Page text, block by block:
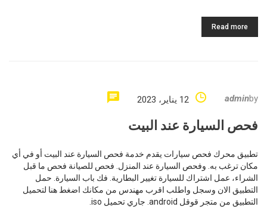
Read more
by
admin 12 يناير، 2023
فحص السيارة عند البيت
تطبيق محرك فحص سيارات يقدم خدمة فحص السيارة عند البيت أو في أي
مكان ترغب به. وفحص السيارة عند المنزل. فحص للصيانة فحص ما قبل
الشراء، عمل اشتراك للسيارة تغيير البطارية. فك باب السيارة. حمل
التطبيق الان وسجل واطلب اقرب مهندس من مكانك اضغط هنا لتحميل
التطبيق من متجر قوقل android. جاري تحميل iso.